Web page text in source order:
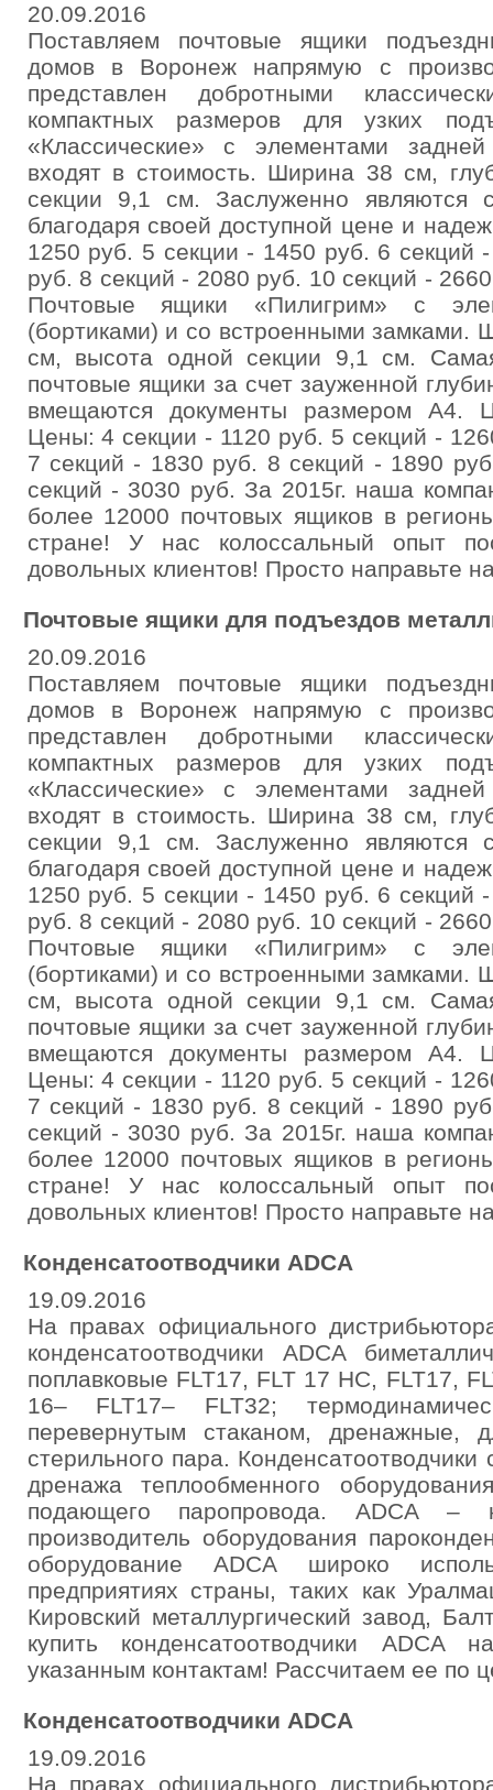
20.09.2016
Поставляем почтовые ящики
домов в Воронеж напрямую с
представлен добротными
компактных размеров для узких
«Классические» с элементами
входят в стоимость. Ширина 38 см,
секции 9,1 см. Заслуженно являются
благодаря своей доступной цене и
1250 руб. 5 секции - 1450 руб. 6 секций
руб. 8 секций - 2080 руб. 10 секций -
Почтовые ящики «Пилигрим» с
(бортиками) и со встроенными замками.
см, высота одной секции 9,1 см.
почтовые ящики за счет зауженной
вмещаются документы размером А4.
Цены: 4 секции - 1120 руб. 5 секций -
7 секций - 1830 руб. 8 секций - 1890
секций - 3030 руб. За 2015г. наша
более 12000 почтовых ящиков в
стране! У нас колоссальный опыт
довольных клиентов! Просто направьте
Почтовые ящики для подъездов
20.09.2016
Поставляем почтовые ящики
домов в Воронеж напрямую с
представлен добротными
компактных размеров для узких
«Классические» с элементами
входят в стоимость. Ширина 38 см,
секции 9,1 см. Заслуженно являются
благодаря своей доступной цене и
1250 руб. 5 секции - 1450 руб. 6 секций
руб. 8 секций - 2080 руб. 10 секций -
Почтовые ящики «Пилигрим» с
(бортиками) и со встроенными замками.
см, высота одной секции 9,1 см.
почтовые ящики за счет зауженной
вмещаются документы размером А4.
Цены: 4 секции - 1120 руб. 5 секций -
7 секций - 1830 руб. 8 секций - 1890
секций - 3030 руб. За 2015г. наша
более 12000 почтовых ящиков в
стране! У нас колоссальный опыт
довольных клиентов! Просто направьте
Конденсатоотводчики ADCA
19.09.2016
На правах официального
конденсатоотводчики ADCA
поплавковые FLT17, FLT 17 HC, FLT17,
16– FLT17– FLT32;
перевернутым стаканом, дренажные,
стерильного пара.
дренажа теплообменного
подающего паропровода. ADCA –
производитель оборудования
оборудование ADCA широко
предприятиях страны, таких как
Кировский металлургический завод,
купить конденсатоотводчики ADCA
указанным контактам! Рассчитаем ее по
Конденсатоотводчики ADCA
19.09.2016
На правах официального